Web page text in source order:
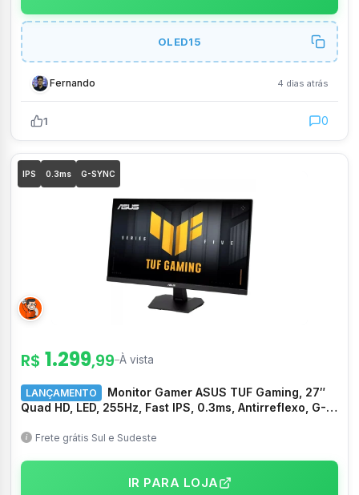
OLED15
Fernando 4 dias atrás
1 0
IPS 0.3ms G-SYNC
R$ 1.299,99–À vista
LANÇAMENTO
Monitor Gamer ASUS TUF Gaming, 27″
Quad HD, LED, 255Hz, Fast IPS, 0.3ms, Antirreflexo, G-
VG27AQME5F
Frete grátis Sul e Sudeste
IR PARA LOJA